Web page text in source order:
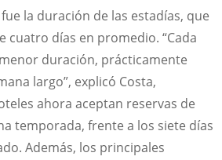
la duración de las estadías, que
cuatro días en promedio. “Cada
duración, prácticamente
largo”, explicó Costa,
ahora aceptan reservas de
temporada, frente a los siete días
Además, los principales